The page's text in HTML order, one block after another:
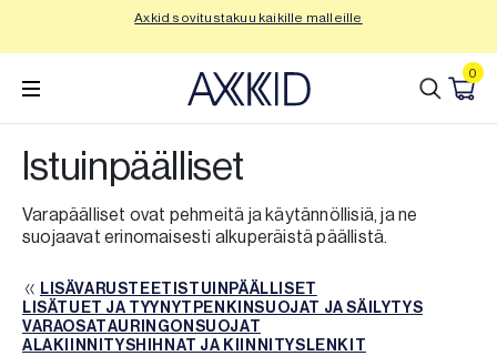
Axkid sovitustakuu kaikille malleille
0
Istuinpäälliset
Varapäälliset ovat pehmeitä ja käytännöllisiä, ja ne
suojaavat erinomaisesti alkuperäistä päällistä.
LISÄVARUSTEET
LISÄVARUSTEET
ISTUINPÄÄLLISET
ISTUINPÄÄLLISET
LISÄTUET JA TYYNYT
LISÄTUET JA TYYNYT
PENKINSUOJAT JA SÄILYTYS
PENKINSUOJAT JA SÄILYTYS
VARAOSAT
VARAOSAT
AURINGONSUOJAT
AURINGONSUOJAT
ALAKIINNITYSHIHNAT JA KIINNITYSLENKIT